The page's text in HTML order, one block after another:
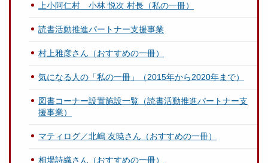
上小阿仁村 小林 悦次 村長（私の一冊）
読書活動推進パートナー支援事業
村上雅彦さん（おすすめの一冊）
気になる人の「私の一冊」（2015年から2020年まで）
図書コーナー設置施設一覧（読書活動推進パートナー支
援事業）
マティログ／北嶋 友暁さん（おすすめの一冊）
相場詩織さん（おすすめの一冊）